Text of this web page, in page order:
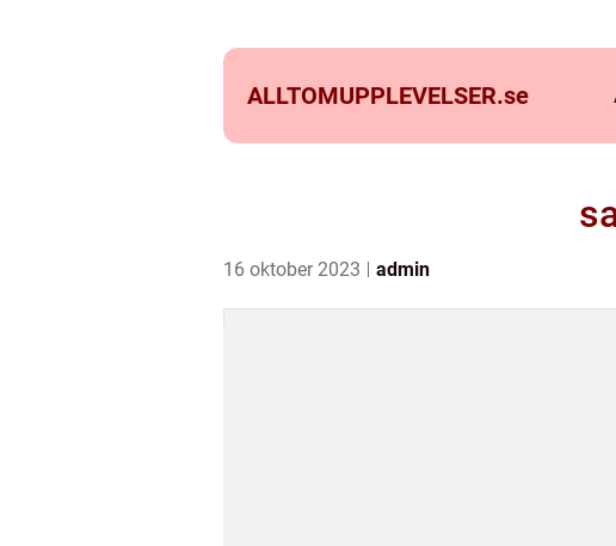
ALLTOMUPPLEVELSER.se
16 oktober 2023 admin